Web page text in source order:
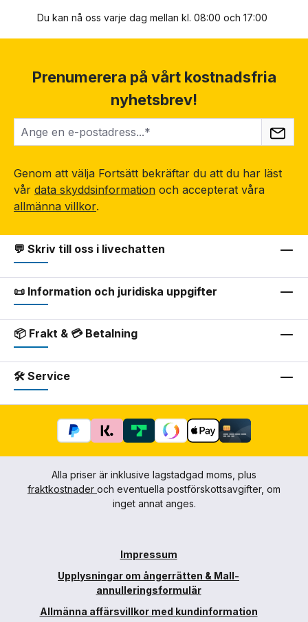
Du kan nå oss varje dag mellan kl. 08:00 och 17:00
Prenumerera på vårt kostnadsfria
nyhetsbrev!
Genom att välja Fortsätt bekräftar du att du har läst
vår data skyddsinformation och accepterat våra
allmänna villkor.
💬 Skriv till oss i livechatten
📜 Information och juridiska uppgifter
📦 Frakt & 💳 Betalning
🛠 Service
Alla priser är inklusive lagstadgad moms, plus
fraktkostnader och eventuella postförskottsavgifter, om
inget annat anges.
Impressum
Upplysningar om ångerrätten & Mall-
annulleringsformulär
Allmänna affärsvillkor med kundinformation